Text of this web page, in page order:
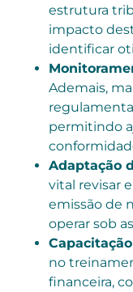
estrutura
impacto
identificar
Ademais,
permitindo
Adaptação
vital revisar
emissão de
operar sob
no
financeira,